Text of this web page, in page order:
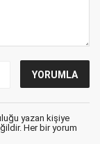
yazan kişiye
Her bir yorum